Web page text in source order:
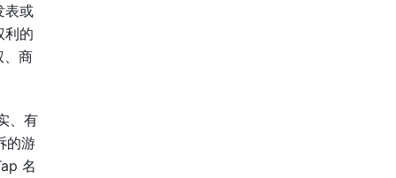
表或
利的
、商
、有
的游
名